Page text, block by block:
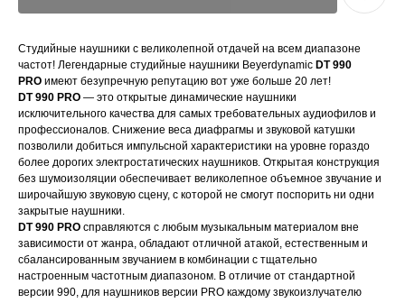
Студийные наушники с великолепной отдачей на всем диапазоне
частот! Легендарные студийные наушники Beyerdynamic DT 990
PRO имеют безупречную репутацию вот уже больше 20 лет!
DT 990 PRO — это открытые динамические наушники
исключительного качества для самых требовательных аудиофилов и
профессионалов. Снижение веса диафрагмы и звуковой катушки
позволили добиться импульсной характеристики на уровне гораздо
более дорогих электростатических наушников. Открытая конструкция
без шумоизоляции обеспечивает великолепное объемное звучание и
широчайшую звуковую сцену, с которой не смогут поспорить ни одни
закрытые наушники.
DT 990 PRO справляются с любым музыкальным материалом вне
зависимости от жанра, обладают отличной атакой, естественным и
сбалансированным звучанием в комбинации с тщательно
настроенным частотным диапазоном. В отличие от стандартной
версии 990, для наушников версии PRO каждому звукоизлучателю